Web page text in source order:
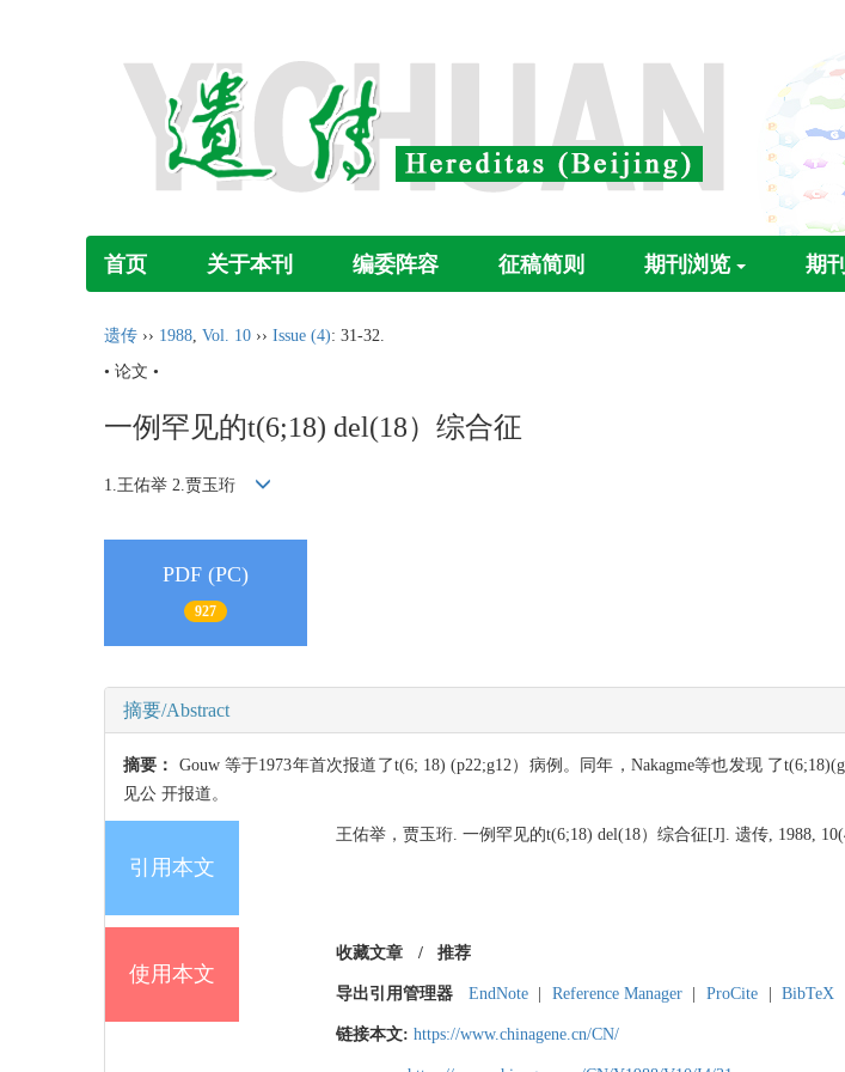
首页 关于本刊 编委阵容 征稿简则 期刊浏览 期
遗传 ›› 1988, Vol. 10 ›› Issue (4): 31-32.
• 论文 •
一例罕见的t(6;18) del(18）综合征
1.王佑举 2.贾玉珩
PDF (PC)
927
摘要/Abstract
摘要： Gouw 等于1973年首次报道了t(6; 18) (p22;g12）病例。同年，Nakagme等也发现 了
见公 开报道。
引用本文
王佑举，贾玉珩. 一例罕见的t(6;18) del(18）综合征[J]. 遗传, 1988,
使用本文
收藏文章 / 推荐
导出引用管理器 EndNote Reference Manager ProCite BibTeX
链接本文: https://www.chinagene.cn/CN/